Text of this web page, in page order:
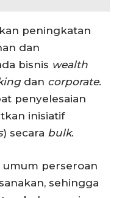
peningkatan
dan
bisnis wealth
dan corporate.
penyelesaian
inisiatif
) secara bulk.
umum perseroan
sehingga